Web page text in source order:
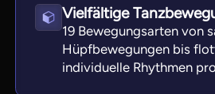
Vielfältige
19 Bewegungsarten von
Hüpfbewegungen bis
individuelle Rhythmen